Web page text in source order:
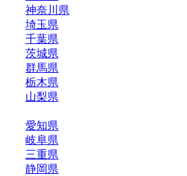
神奈川県
埼玉県
千葉県
茨城県
群馬県
栃木県
山梨県
愛知県
岐阜県
三重県
静岡県